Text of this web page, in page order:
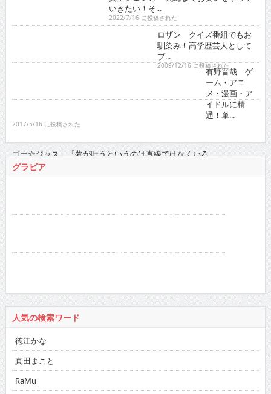
いきたい！そ...
2022/7/16 に投稿された
ロザン クイズ番組でもお
馴染み！高学歴芸人として
ブ...
2009/12/16 に投稿された
有野晋哉 ゲ
ーム・アニ
メ・漫画・ア
イドルに精
通！単...
2017/5/16 に投稿された
ゴー☆ジャス 『夢が叶うというのは直線ではなくいろ...
2021/11/16 に投稿された
グラビア
人気の検索ワード
徳江かな
真田まこと
RaMu